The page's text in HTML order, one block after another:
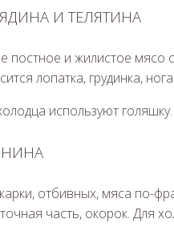
И ТЕЛЯТИНА
постное и жилистое мясо
лопатка, грудинка, нога.
используют
отбивных, мяса по-
часть, окорок. Для